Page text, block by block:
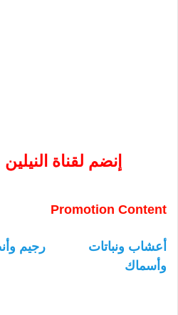
إنضم لقناة
Promotion Content
أعشاب ونباتات رجيم
وأسماك